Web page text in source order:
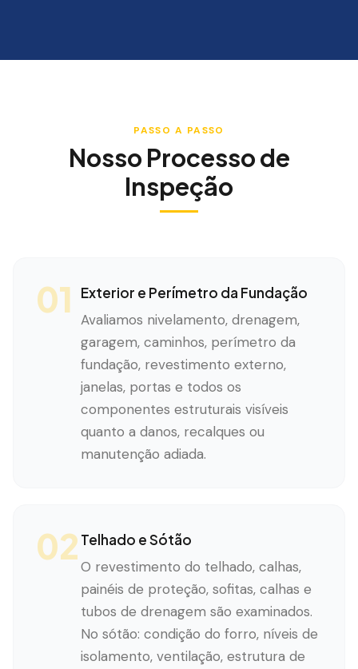
PASSO A PASSO
Nosso Processo de
Inspeção
01
Exterior e Perímetro da Fundação
Avaliamos nivelamento, drenagem,
garagem, caminhos, perímetro da
fundação, revestimento externo,
janelas, portas e todos os
componentes estruturais visíveis
quanto a danos, recalques ou
manutenção adiada.
02 Telhado e Sótão
O revestimento do telhado, calhas,
painéis de proteção, sofitas, calhas e
tubos de drenagem são examinados.
No sótão: condição do forro, níveis de
isolamento, ventilação, estrutura de